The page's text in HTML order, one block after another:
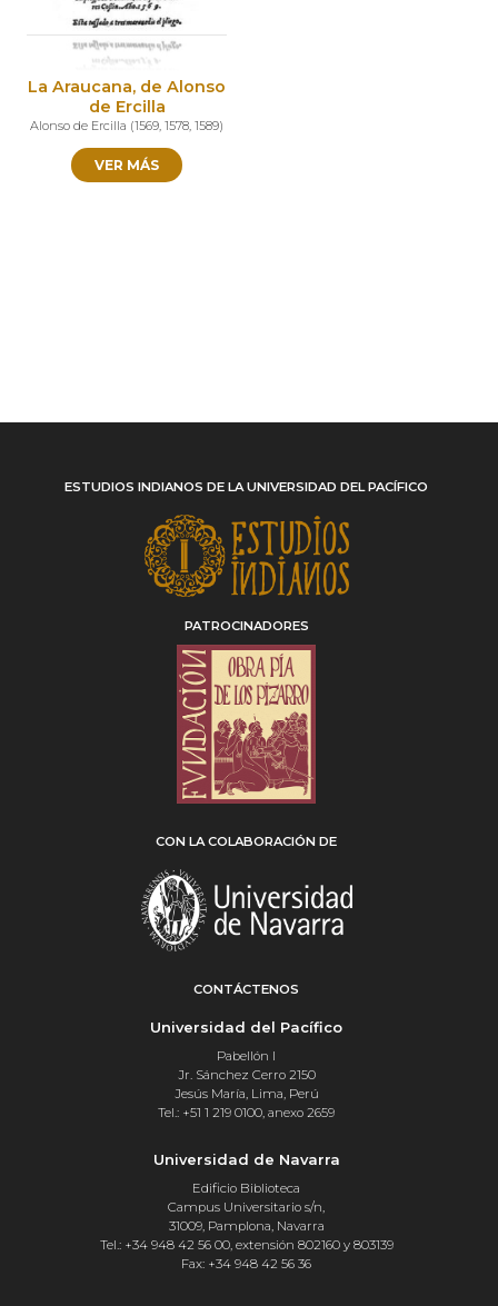
La Araucana, de Alonso
de Ercilla
Alonso de Ercilla (1569, 1578, 1589)
VER MÁS
ESTUDIOS INDIANOS DE LA UNIVERSIDAD DEL PACÍFICO
PATROCINADORES
CON LA COLABORACIÓN DE
CONTÁCTENOS
Universidad del Pacífico
Pabellón I
Jr. Sánchez Cerro 2150
Jesús María, Lima, Perú
Tel.: +51 1 219 0100, anexo 2659
Universidad de Navarra
Edificio Biblioteca
Campus Universitario s/n,
31009, Pamplona, Navarra
Tel.: +34 948 42 56 00, extensión 802160 y 803139
Fax: +34 948 42 56 36